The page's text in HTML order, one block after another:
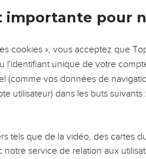
librement, avec hardiesse, pour
en sorte que j'en parle avec
et ce que je fais, Tychique, le
ce qui nous concerne, et qu'il
importante pour
cookies », vous acceptez que
l'identifiant unique de votre
(comme vos données de
utilisateur) dans les buts suivants :
tels que de la vidéo, des cartes
service de relation aux